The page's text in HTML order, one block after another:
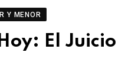
Y MENOR
El Juicio